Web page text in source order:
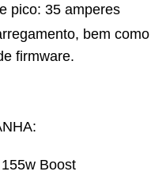
pico: 35 amperes
bem como
firmware.
Boost